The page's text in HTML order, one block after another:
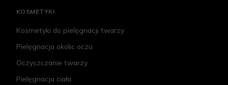
KOSMETYKI
Kosmetyki do pielęgnacji twarzy
Pielęgnacja okolic oczu
Oczyszczanie twarzy
Pielęgnacja ciała